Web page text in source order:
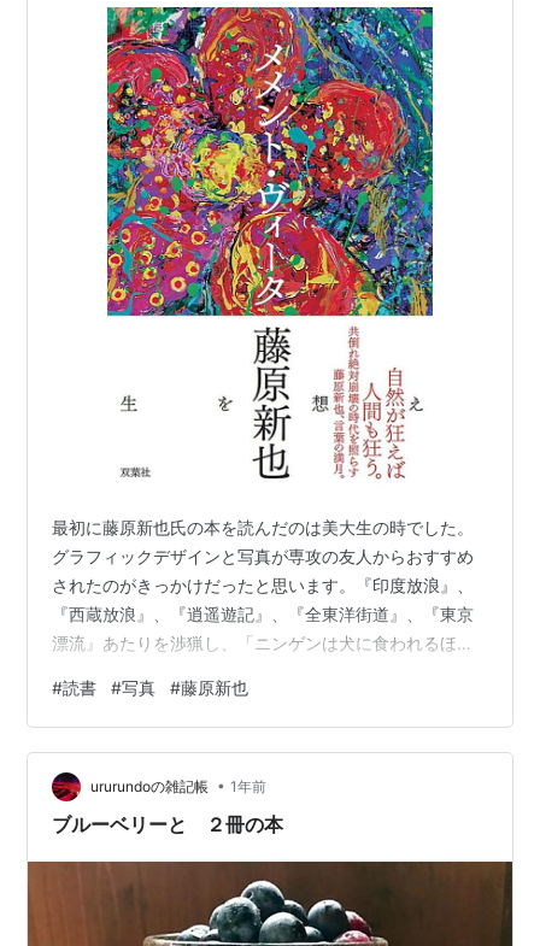
最初に藤原新也氏の本を読んだのは美大生の時でした。
グラフィックデザインと写真が専攻の友人からおすすめ
されたのがきっかけだったと思います。『印度放浪』、
『西蔵放浪』、『逍遥遊記』、『全東洋街道』、『東京
漂流』あたりを渉猟し、「ニンゲンは犬に食われるほど
とに出た『乳の海』あたりまでは読んだ記憶がありま
す。そのあと私は美術に興味を失って（というか己の才
能のなさに打ちひしがれて）熊本県の水俣市で農業の真
似事みたいなことを始めたのですが、それ以降は藤原氏
の作品とは縁遠くなってしまっていました。後年、中国
#読書 #写真 #藤原新也
ururundoの雑記帳 • 1年前
ブルーベリーと ２冊の本